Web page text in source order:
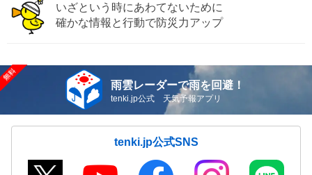
いざという時にあわてないために
確かな情報と行動で防災力アップ
雨雲レーダーで雨を回避！
tenki.jp公式 天気予報アプリ
tenki.jp公式SNS